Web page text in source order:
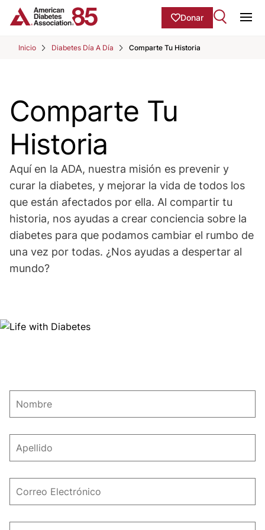
Skip to Main content
Donar
Inicio Diabetes Día A Día Comparte Tu Historia
main
content
Comparte Tu
Historia
Aquí en la ADA, nuestra misión es prevenir y
curar la diabetes, y mejorar la vida de todos los
que están afectados por ella. Al compartir tu
historia, nos ayudas a crear conciencia sobre la
diabetes para que podamos cambiar el rumbo de
una vez por todas. ¿Nos ayudas a despertar al
mundo?
Image
first_name
Nombre
last_name
Apellido
email_address
Correo
Electrónico
phone_number
Teléfono